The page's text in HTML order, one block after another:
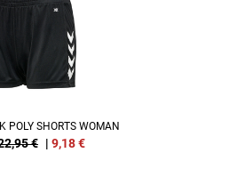
POLY SHORTS WOMAN
€ | 9,18€